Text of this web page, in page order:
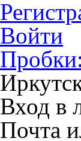
Войти
Пробки:
Вход в
Почта